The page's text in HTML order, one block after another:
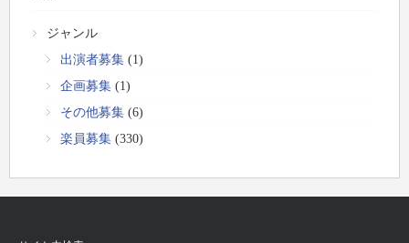
ジャンル
出演者募集 (1)
企画募集 (1)
その他募集 (6)
楽員募集 (330)